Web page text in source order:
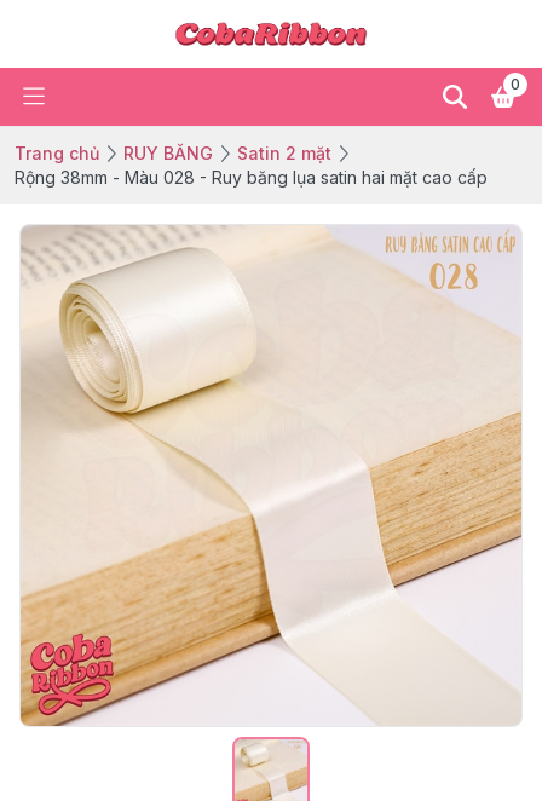
0
Trang chủ RUY BĂNG
Satin 2 mặt
Rộng 38mm - Màu 028 - Ruy băng lụa satin hai mặt cao cấp